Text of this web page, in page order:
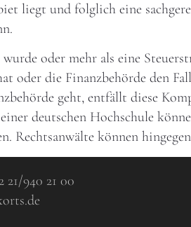
liegt und folglich eine
oder mehr als eine
oder die Finanzbehörde den
geht, entfällt diese
deutschen Hochschule
Rechtsanwälte können
21/940 21 00